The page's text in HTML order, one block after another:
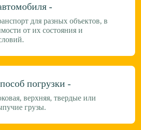
-
для разных объектов, в
от их состояния и
погрузки -
верхняя, твердые или
грузы.